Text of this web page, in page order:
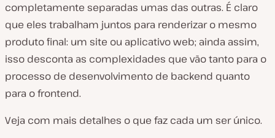
completamente separadas umas das outras. É claro
que eles trabalham juntos para renderizar o mesmo
produto final: um site ou aplicativo web; ainda assim,
isso desconta as complexidades que vão tanto para o
processo de desenvolvimento de backend quanto
para o frontend.
Veja com mais detalhes o que faz cada um ser único.